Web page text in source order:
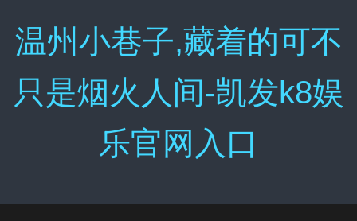
温州小巷子,藏着的可不
只是烟火人间-凯发k8娱
乐官网入口